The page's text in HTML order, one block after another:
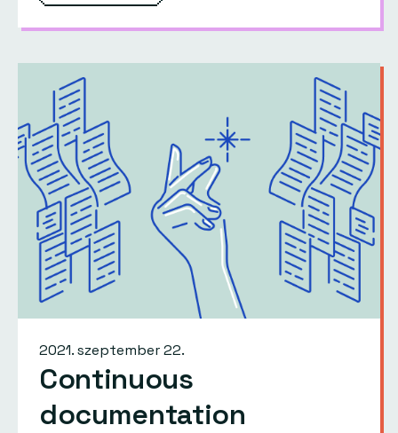
2021. szeptember 22.
Continuous
documentation